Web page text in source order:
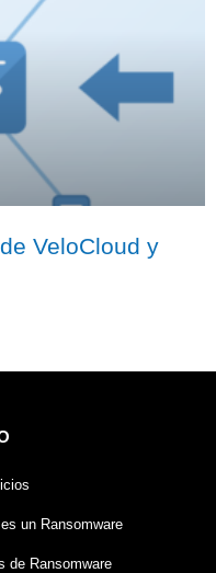
VeloCloud y
un Ransomware
de Ransomware